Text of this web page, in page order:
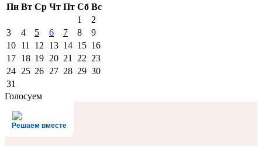
Пн Вт Ср Чт Пт Сб Вс
1
2
3
4 5 6 7 8
9
10 11 12 13 14 15 16
17 18 19 20 21 22 23
24 25 26 27 28 29 30
31
Голосуем
Решаем вместе